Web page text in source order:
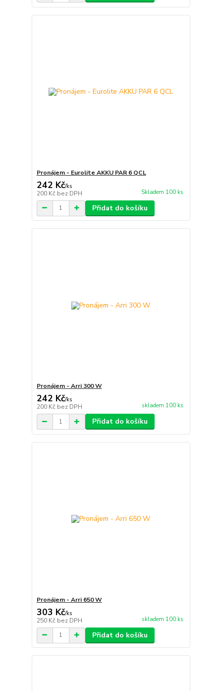
Pronájem - Eurolite AKKU PAR 6 QCL
242 Kč/ks
200 Kč bez DPH Skladem 100 ks
Přidat do košíku
Pronájem - Arri 300 W
242 Kč/ks
200 Kč bez DPH skladem 100 ks
Přidat do košíku
Pronájem - Arri 650 W
303 Kč/ks
250 Kč bez DPH skladem 100 ks
Přidat do košíku